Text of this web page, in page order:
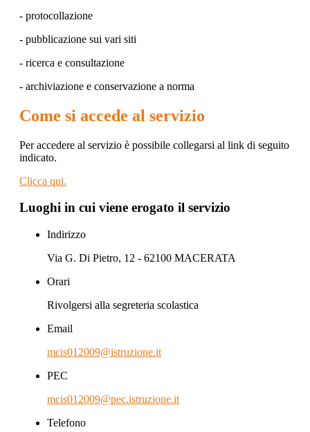
- protocollazione
- pubblicazione sui vari siti
- ricerca e consultazione
- archiviazione e conservazione a norma
Come si accede al servizio
Per accedere al servizio è possibile collegarsi al link di seguito
indicato.
Clicca qui.
Luoghi in cui viene erogato il servizio
Indirizzo
Via G. Di Pietro, 12 - 62100 MACERATA
Orari
Rivolgersi alla segreteria scolastica
Email
mcis012009@istruzione.it
PEC
mcis012009@pec.istruzione.it
Telefono